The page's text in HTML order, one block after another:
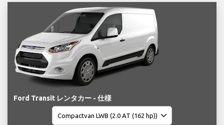
Ford Transit レンタカー - 仕様